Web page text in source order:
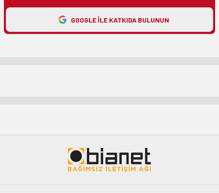
GOOGLE ILE KATKIDA BULUNUN